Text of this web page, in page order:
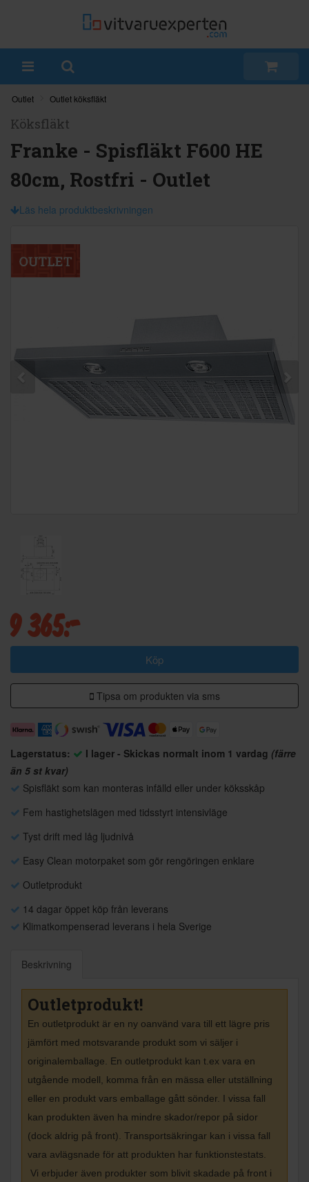
Outlet Outlet köksfläkt
Köksfläkt
Franke - Spisfläkt F600 HE
80cm, Rostfri - Outlet
Läs hela produktbeskrivningen
9 365:-
Köp
Tipsa om produkten via sms
Lagerstatus: I lager - Skickas normalt inom 1 vardag (färre
än 5 st kvar)
Spisfläkt som kan monteras infälld eller under köksskåp
Fem hastighetslägen med tidsstyrt intensivläge
Tyst drift med låg ljudnivå
Easy Clean motorpaket som gör rengöringen enklare
Outletprodukt
14 dagar öppet köp från leverans
Klimatkompenserad leverans i hela Sverige
Beskrivning
Outletprodukt!
En outletprodukt är en ny oanvänd vara till ett lägre pris
jämfört med motsvarande produkt som vi säljer i
originalemballage. En outletprodukt kan t.ex vara en
utgående modell, komma från en mässa eller utställning
eller en produkt vars emballage gått sönder. I vissa fall
kan produkten även ha mindre skador/repor på sidor
(dock aldrig på front). Transportsäkringar kan i vissa fall
vara avlägsnade för att produkten har funktionstestats.
Vi erbjuder även produkter som blivit skadade på front i